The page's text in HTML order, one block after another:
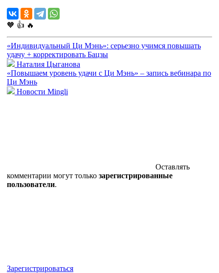
🧡 👍 🔥
«Индивидуальный Ци Мэнь»: серьезно учимся повышать
удачу + корректировать Бацзы
Наталия Цыганова
«Повышаем уровень удачи с Ци Мэнь» – запись вебинара по
Ци Мэнь
Новости Mingli
Оставлять
комментарии могут только зарегистрированные
пользователи.
Зарегистрироваться